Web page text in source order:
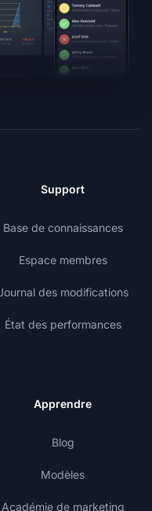
Support
Base de connaissances
Espace membres
des modifications
État des performances
Apprendre
Blog
Modèles
Académie de marketing